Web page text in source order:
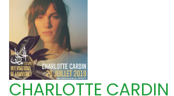
CHARLOTTE CARDIN